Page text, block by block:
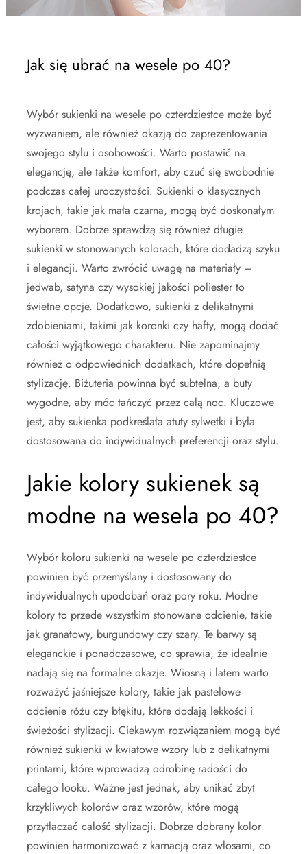
Jak się ubrać na wesele po 40?
Wybór sukienki na wesele po czterdziestce może być
wyzwaniem, ale również okazją do zaprezentowania
swojego stylu i osobowości. Warto postawić na
elegancję, ale także komfort, aby czuć się swobodnie
podczas całej uroczystości. Sukienki o klasycznych
krojach, takie jak mała czarna, mogą być doskonałym
wyborem. Dobrze sprawdzą się również długie
sukienki w stonowanych kolorach, które dodadzą szyku
i elegancji. Warto zwrócić uwagę na materiały –
jedwab, satyna czy wysokiej jakości poliester to
świetne opcje. Dodatkowo, sukienki z delikatnymi
zdobieniami, takimi jak koronki czy hafty, mogą dodać
całości wyjątkowego charakteru. Nie zapominajmy
również o odpowiednich dodatkach, które dopełnią
stylizację. Biżuteria powinna być subtelna, a buty
wygodne, aby móc tańczyć przez całą noc. Kluczowe
jest, aby sukienka podkreślała atuty sylwetki i była
dostosowana do indywidualnych preferencji oraz stylu.
Jakie kolory sukienek są
modne na wesela po 40?
Wybór koloru sukienki na wesele po czterdziestce
powinien być przemyślany i dostosowany do
indywidualnych upodobań oraz pory roku. Modne
kolory to przede wszystkim stonowane odcienie, takie
jak granatowy, burgundowy czy szary. Te barwy są
eleganckie i ponadczasowe, co sprawia, że idealnie
nadają się na formalne okazje. Wiosną i latem warto
rozważyć jaśniejsze kolory, takie jak pastelowe
odcienie różu czy błękitu, które dodają lekkości i
świeżości stylizacji. Ciekawym rozwiązaniem mogą być
również sukienki w kwiatowe wzory lub z delikatnymi
printami, które wprowadzą odrobinę radości do
całego looku. Ważne jest jednak, aby unikać zbyt
krzykliwych kolorów oraz wzorów, które mogą
przytłaczać całość stylizacji. Dobrze dobrany kolor
powinien harmonizować z karnacją oraz włosami, co